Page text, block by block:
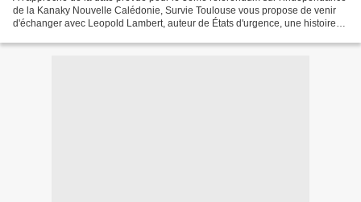
de la Kanaky Nouvelle Calédonie, Survie Toulouse vous propose de venir
d'échanger avec Leopold Lambert, auteur de États d'urgence, une histoire